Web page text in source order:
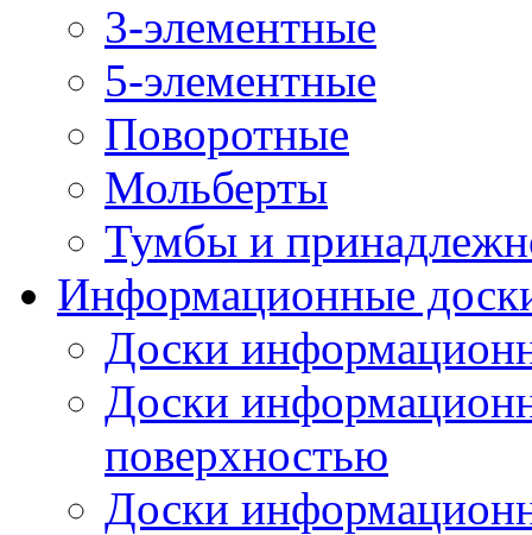
3-элементные
5-элементные
Поворотные
Мольберты
Тумбы и
Информационные
Доски
Доски
поверхностью
Доски